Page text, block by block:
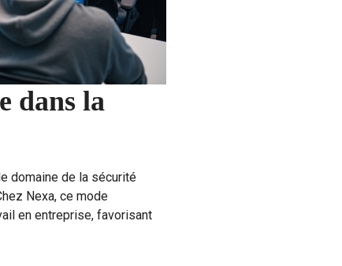
dans la
domaine de la sécurité
Nexa, ce mode
en entreprise, favorisant